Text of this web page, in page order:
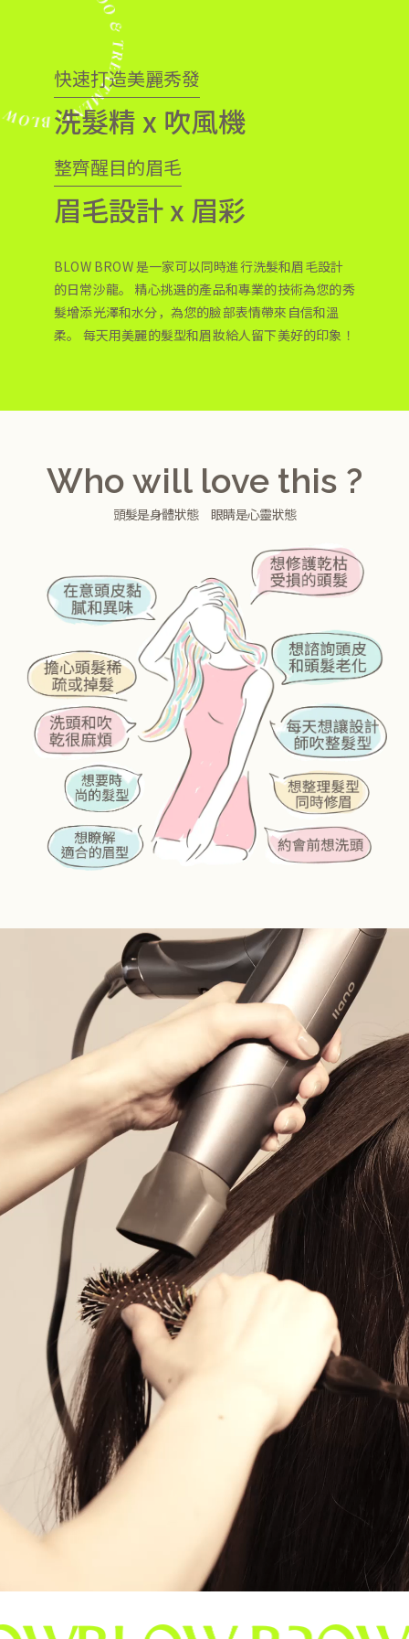
Home
洗髮與吹髮
頭髮護理/頭皮水療
ENGLISH 中文 (中国) 中文 (台灣) 한국어
快速打造美麗秀發
洗髮精 x 吹風機
整齊醒目的眉毛
眉毛設計 x 眉彩
BLOW BROW 是一家可以同時進行洗髮和眉毛設計
的日常沙龍。 精心挑選的產品和專業的技術為您的秀
髮增添光澤和水分，為您的臉部表情帶來自信和溫
柔。 每天用美麗的髮型和眉妝給人留下美好的印象！
Who will love this ?
頭髮是身體狀態 眼睛是心靈狀態